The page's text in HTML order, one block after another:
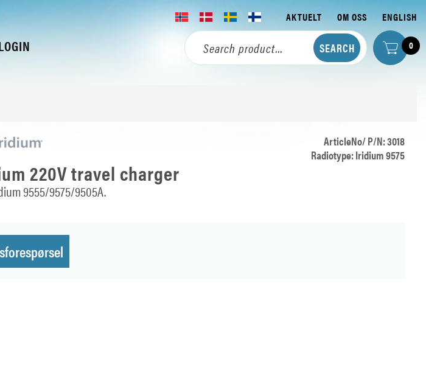
AKTUELT OM OSS ENGLISH
0
ArticleNo/ P/N: 3018
Radiotype: Iridium 9575
220V travel charger
9555/9575/9505A.